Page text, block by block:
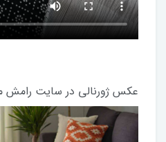
عکس ژورنالی در سایت رامش